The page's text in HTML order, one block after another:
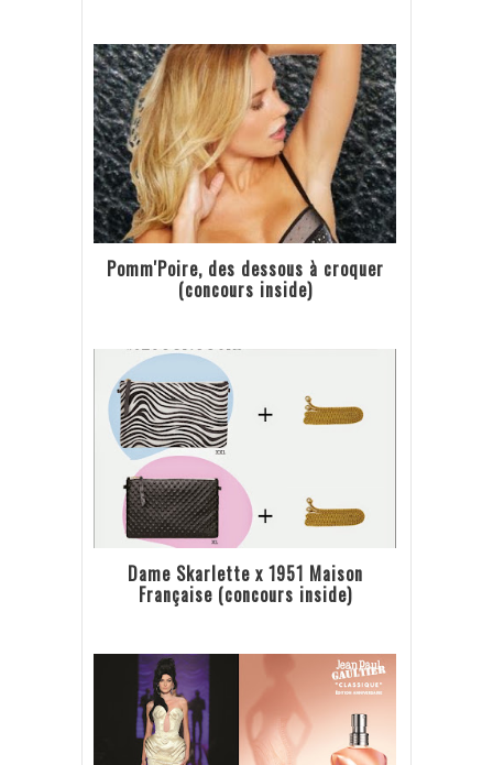
Pomm'Poire, des dessous à croquer
(concours inside)
Dame Skarlette x 1951 Maison
Française (concours inside)